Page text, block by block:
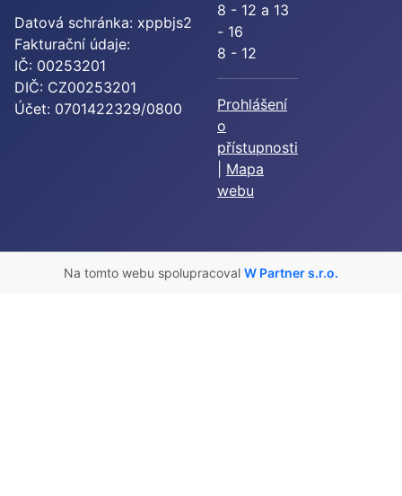
Datová schránka: xppbjs2
Fakturační údaje:
IČ: 00253201
DIČ: CZ00253201
Účet: 0701422329/0800
8 - 12 a 13
- 16
8 - 12
Prohlášení
o
přístupnosti
Mapa
webu
Na tomto webu spolupracoval W Partner s.r.o.